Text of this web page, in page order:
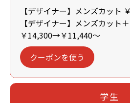
【デザイナー】メンズカット
【デザイナー】メンズカット
￥14,300→￥11,440～
クーポンを使う
学生